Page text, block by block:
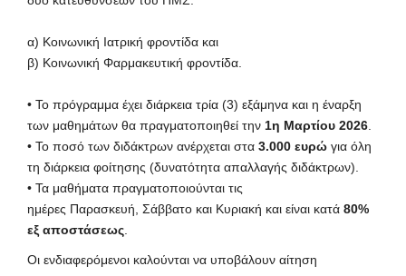
α) Κοινωνική Ιατρική φροντίδα και
β) Κοινωνική Φαρμακευτική φροντίδα.
• Το πρόγραμμα έχει διάρκεια τρία (3) εξάμηνα και η έναρξη
των μαθημάτων θα πραγματοποιηθεί την 1η Μαρτίου 2026
• Το ποσό των διδάκτρων ανέρχεται στα 3.000 ευρώ για όλη
τη διάρκεια φοίτησης (δυνατότητα απαλλαγής διδάκτρων).
• Τα μαθήματα πραγματοποιούνται τις
ημέρες Παρασκευή, Σάββατο και Κυριακή και είναι κατά 80%
εξ αποστάσεως
Οι ενδιαφερόμενοι καλούνται να υποβάλουν αίτηση